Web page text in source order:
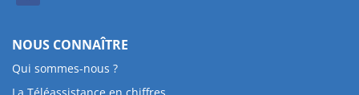
NOUS CONNAÎTRE
Qui sommes-nous ?